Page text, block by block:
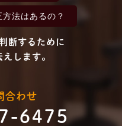
方法はあるの？
断するために
します。
合わせ
6475